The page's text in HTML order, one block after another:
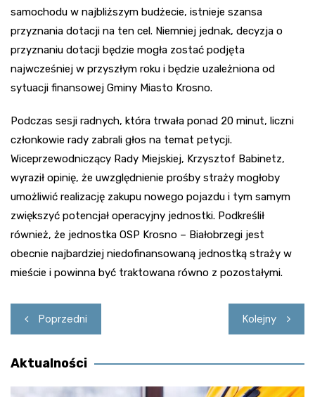
samochodu w najbliższym budżecie, istnieje szansa
przyznania dotacji na ten cel. Niemniej jednak, decyzja o
przyznaniu dotacji będzie mogła zostać podjęta
najwcześniej w przyszłym roku i będzie uzależniona od
sytuacji finansowej Gminy Miasto Krosno.
Podczas sesji radnych, która trwała ponad 20 minut, liczni
członkowie rady zabrali głos na temat petycji.
Wiceprzewodniczący Rady Miejskiej, Krzysztof Babinetz,
wyraził opinię, że uwzględnienie prośby straży mogłoby
umożliwić realizację zakupu nowego pojazdu i tym samym
zwiększyć potencjał operacyjny jednostki. Podkreślił
również, że jednostka OSP Krosno – Białobrzegi jest
obecnie najbardziej niedofinansowaną jednostką straży w
mieście i powinna być traktowana równo z pozostałymi.
Nawigacja
wpisu
Poprzedni Kolejny
Aktualności